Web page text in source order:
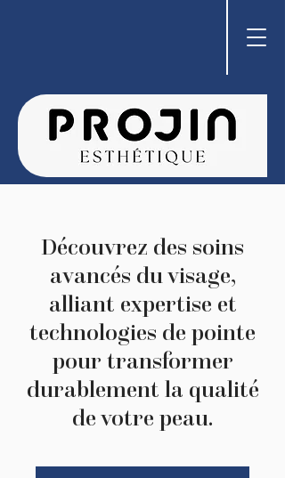
Découvrez des soins
avancés du visage,
alliant expertise et
technologies de pointe
pour transformer
durablement la qualité
de votre peau.